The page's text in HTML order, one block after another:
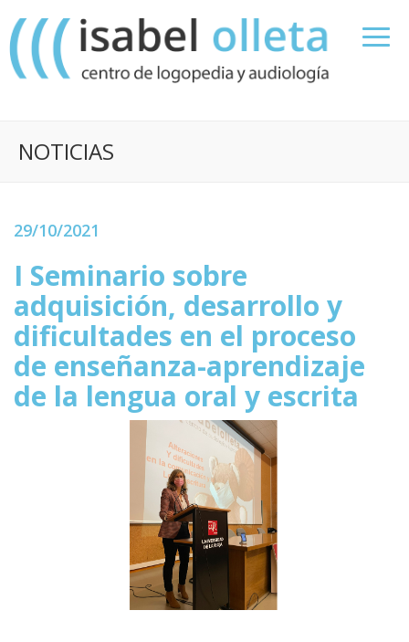
NOTICIAS
29/10/2021
I Seminario sobre
adquisición, desarrollo y
dificultades en el proceso
de enseñanza-aprendizaje
de la lengua oral y escrita